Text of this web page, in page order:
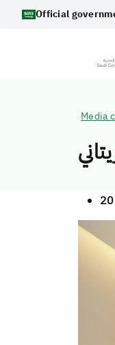
Official
Media